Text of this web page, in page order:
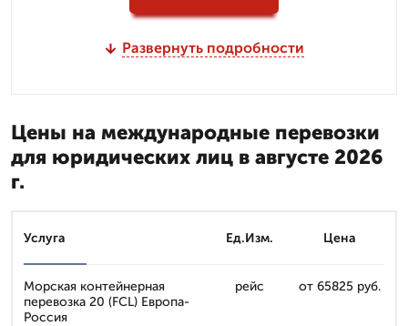
Развернуть подробности
Цены на международные перевозки
для юридических лиц в августе 2026
г.
Услуга Ед.Изм. Цена
Морская контейнерная
перевозка 20 (FCL) Европа-
Россия
рейс от 65825 руб.